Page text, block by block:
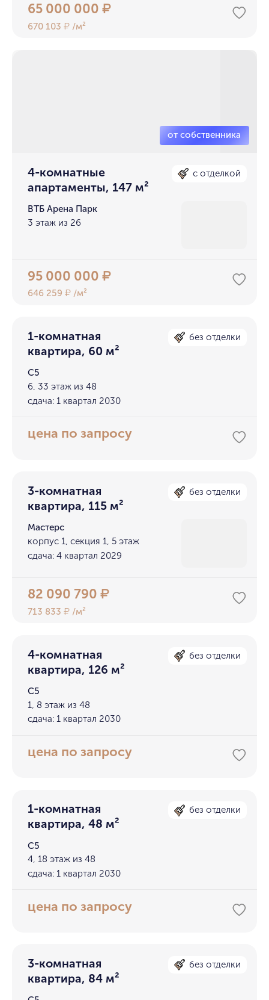
65 000 000₽
670 103₽ /м²
4-комнатные
апартаменты, 147 м²
с отделкой
ВТБ Арена Парк
3 этаж из 26
95 000 000₽
646 259₽ /м²
1-комнатная
квартира, 60 м²
без отделки
С5
6, 33 этаж из 48
сдача: 1 квартал 2030
цена по запросу
3-комнатная
квартира, 115 м²
без отделки
Мастерс
корпус 1, секция 1, 5 этаж
сдача: 4 квартал 2029
82 090 790₽
713 833₽ /м²
4-комнатная
квартира, 126 м²
без отделки
С5
1, 8 этаж из 48
сдача: 1 квартал 2030
цена по запросу
1-комнатная
квартира, 48 м²
без отделки
С5
4, 18 этаж из 48
сдача: 1 квартал 2030
цена по запросу
3-комнатная
квартира, 84 м²
без отделки